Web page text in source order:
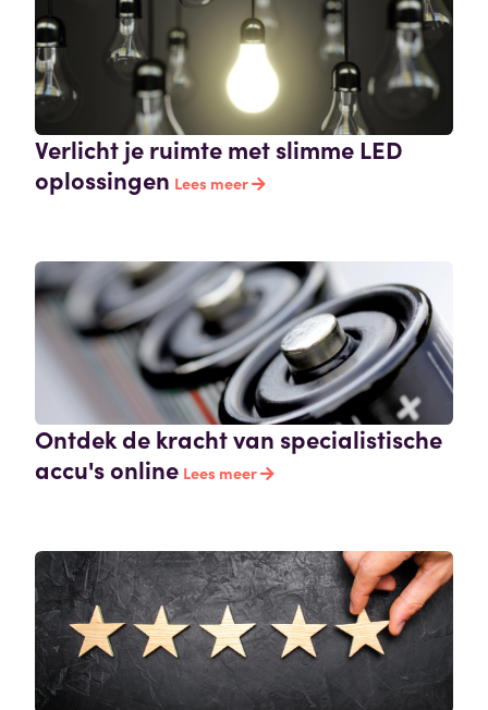
Verlicht je ruimte met slimme LED
oplossingen Lees meer
Ontdek de kracht van specialistische
accu's online Lees meer